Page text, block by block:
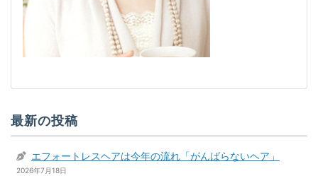
最新の投稿
エフォートレスヘアは今年の流れ「がんばらないヘア」
2026年7月18日